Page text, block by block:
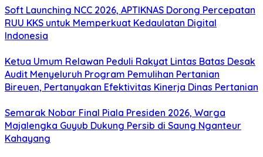
Soft Launching NCC 2026, APTIKNAS Dorong Percepatan
RUU KKS untuk Memperkuat Kedaulatan Digital
Indonesia
Ketua Umum Relawan Peduli Rakyat Lintas Batas Desak
Audit Menyeluruh Program Pemulihan Pertanian
Bireuen, Pertanyakan Efektivitas Kinerja Dinas Pertanian
Semarak Nobar Final Piala Presiden 2026, Warga
Majalengka Guyub Dukung Persib di Saung Nganteur
Kahayang